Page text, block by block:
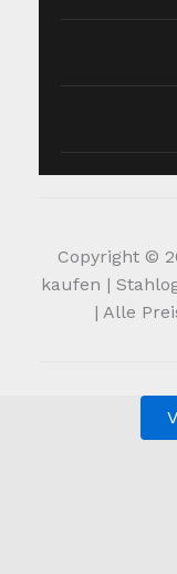
Copyright ©
kaufen |
| Alle